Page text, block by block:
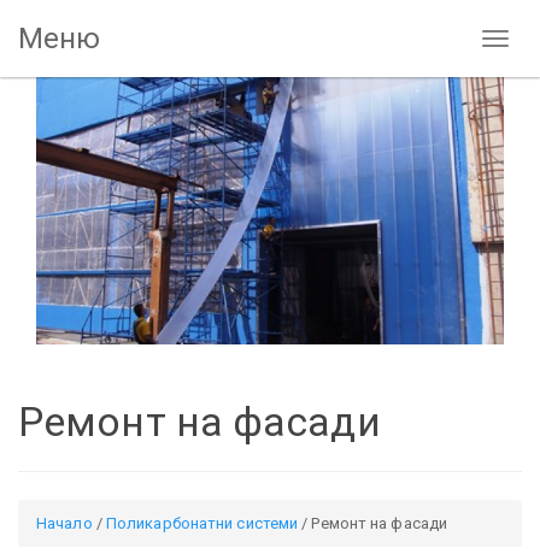
Меню
Ремонт на фасади
Начало / Поликарбонатни системи / Ремонт на фасади